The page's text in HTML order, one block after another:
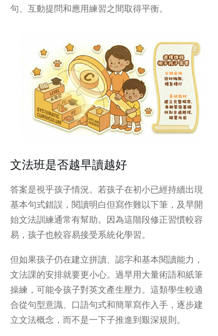
句、互動提問和應用練習之間取得平衡。
文法班是否越早讀越好
答案是視乎孩子情況。若孩子在初小已經持續出現
基本句式錯誤，閱讀明白但寫作難以下筆，及早開
始文法訓練通常有幫助。因為這階段修正習慣較容
易，孩子也較容易接受系統化學習。
但如果孩子仍在建立拼讀、認字和基本閱讀能力，
文法課的安排就要更小心。過早用大量術語和紙筆
操練，可能令孩子對英文產生壓力。這類學生較適
合從句型意識、口語句式和簡單寫作入手，逐步建
立文法概念，而不是一下子推進到艱深規則。